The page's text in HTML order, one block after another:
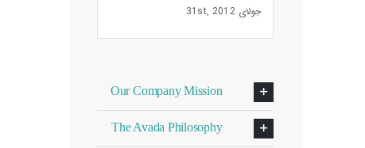
جولای 31st, 2012
Our Company Mission
The Avada Philosophy